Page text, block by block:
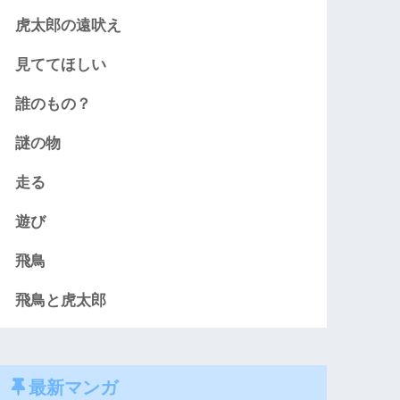
虎太郎の遠吠え
見ててほしい
誰のもの？
謎の物
走る
遊び
飛鳥
飛鳥と虎太郎
最新マンガ